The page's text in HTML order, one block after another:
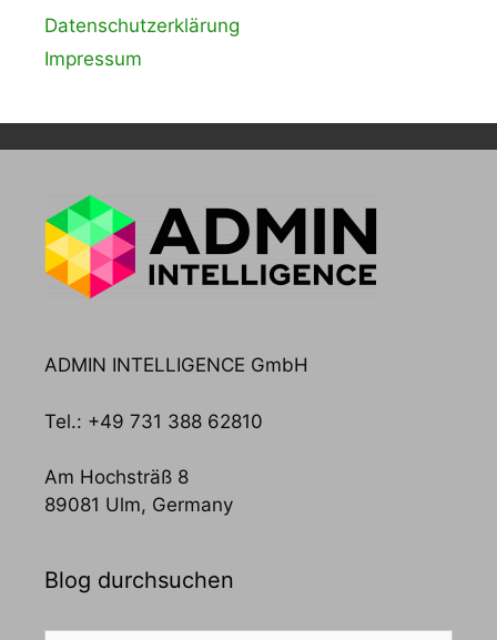
Datenschutzerklärung
Impressum
ADMIN INTELLIGENCE GmbH
Tel.: +49 731 388 62810
Am Hochsträß 8
89081 Ulm, Germany
Blog durchsuchen